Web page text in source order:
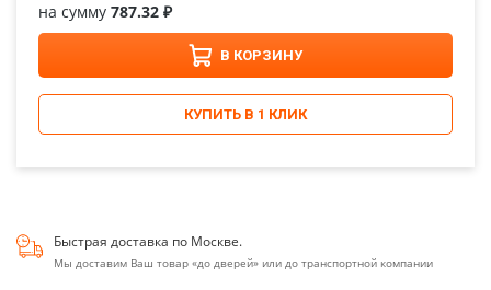
на сумму 787.32 ₽
В КОРЗИНУ
КУПИТЬ В 1 КЛИК
Быстрая доставка по Москве.
Мы доставим Ваш товар «до дверей» или до транспортной компании